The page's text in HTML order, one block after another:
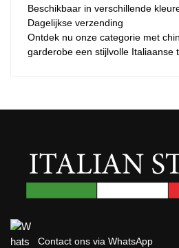
Beschikbaar in verschillende
Dagelijkse verzending
Ontdek nu onze categorie met
garderobe een stijlvolle Italiaanse
Contact ons via WhatsApp